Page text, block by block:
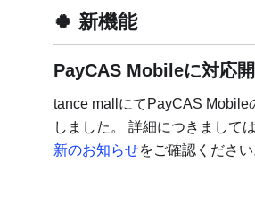
新機能
PayCAS Mobileに対応
tance mallにてPayCAS Mobile
しました。 詳細につきまして
新のお知らせをご確認ください